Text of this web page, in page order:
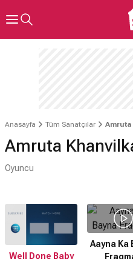
Anasayfa Tüm Sanatçılar
Amruta
Oyuncu
Well Done Baby
Aayna Ka